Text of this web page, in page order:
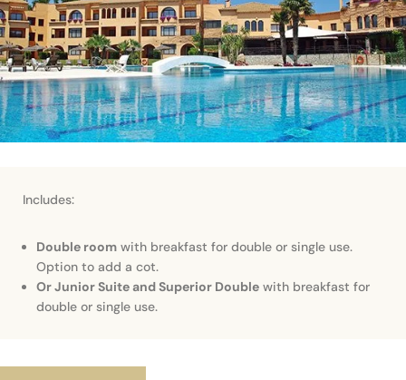
Includes:
Double room with breakfast for double or single use.
Option to add a cot.
Or Junior Suite and Superior Double with breakfast for
double or single use.